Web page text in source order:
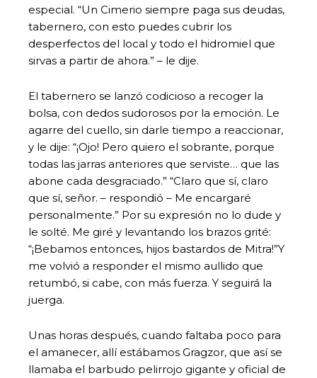
especial. “Un Cimerio siempre paga sus deudas,
tabernero, con esto puedes cubrir los
desperfectos del local y todo el hidromiel que
sirvas a partir de ahora.” – le dije.
El tabernero se lanzó codicioso a recoger la
bolsa, con dedos sudorosos por la emoción. Le
agarre del cuello, sin darle tiempo a reaccionar,
y le dije: “¡Ojo! Pero quiero el sobrante, porque
todas las jarras anteriores que serviste… que las
abone cada desgraciado.” “Claro que sí, claro
que sí, señor. – respondió – Me encargaré
personalmente.”‌ Por su expresión no lo dude y
le solté. Me giré y levantando los brazos grité:
“¡Bebamos entonces, hijos bastardos de Mitra!”Y
me volvió a responder el mismo aullido que
retumbó, si cabe, con más fuerza. Y seguirá la
juerga.
Unas horas después, cuando faltaba poco para
el amanecer, allí estábamos Gragzor, que así se
llamaba el barbudo pelirrojo gigante y oficial de